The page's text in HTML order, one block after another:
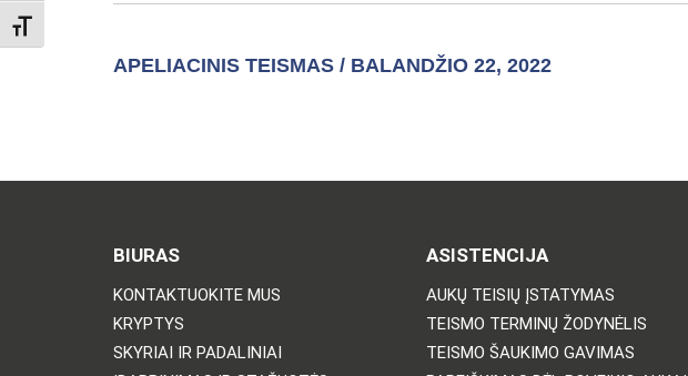
TOGGLE FONT SIZE
APELIACINIS TEISMAS / BALANDŽIO 22, 2022
BIURAS
KONTAKTUOKITE MUS
KRYPTYS
SKYRIAI IR PADALINIAI
ASISTENCIJA
AUKŲ TEISIŲ ĮSTATYMAS
TEISMO TERMINŲ ŽODYNĖLIS
TEISMO ŠAUKIMO GAVIMAS